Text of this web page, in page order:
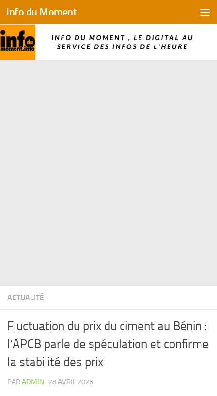
Skip to content
Info du Moment
ACTUALITÉ
Fluctuation du prix du ciment au Bénin :
l’APCB parle de spéculation et confirme
la stabilité des prix
PARADMIN · 28 AVRIL 2026